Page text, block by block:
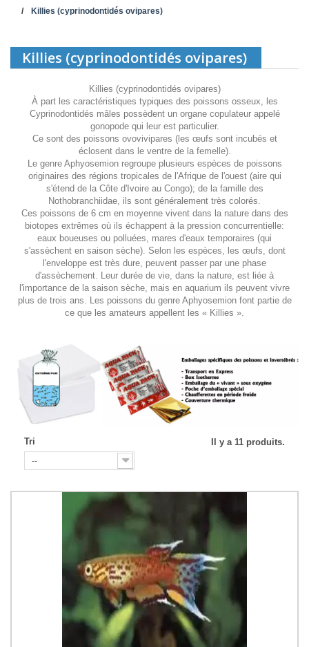
Killies (cyprinodontidés ovipares)
Killies (cyprinodontidés ovipares)
Killies (cyprinodontidés ovipares)
À part les caractéristiques typiques des poissons osseux, les
Cyprinodontidés mâles possèdent un organe copulateur appelé
gonopode qui leur est particulier.
Ce sont des poissons ovovivipares (les œufs sont incubés et
éclosent dans le ventre de la femelle).
Le genre Aphyosemion regroupe plusieurs espèces de poissons
originaires des régions tropicales de l'Afrique de l'ouest (aire qui
s'étend de la Côte d'Ivoire au Congo); de la famille des
Nothobranchiidae, ils sont généralement très colorés.
Ces poissons de 6 cm en moyenne vivent dans la nature dans des
biotopes extrêmes où ils échappent à la pression concurrentielle:
eaux boueuses ou polluées, mares d'eaux temporaires (qui
s'assèchent en saison sèche). Selon les espèces, les œufs, dont
l'enveloppe est très dure, peuvent passer par une phase
d'assèchement. Leur durée de vie, dans la nature, est liée à
l'importance de la saison sèche, mais en aquarium ils peuvent vivre
plus de trois ans. Les poissons du genre Aphyosemion font partie de
ce que les amateurs appellent les « Killies ».
Tri
--
Il y a 11 produits.